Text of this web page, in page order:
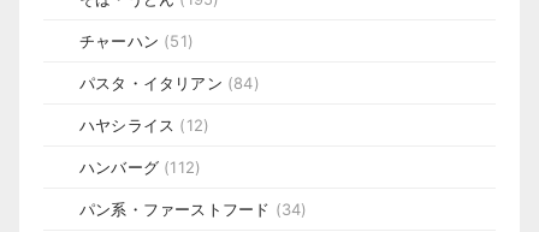
チャーハン (51)
パスタ・イタリアン (84)
ハヤシライス (12)
ハンバーグ (112)
パン系・ファーストフード (34)